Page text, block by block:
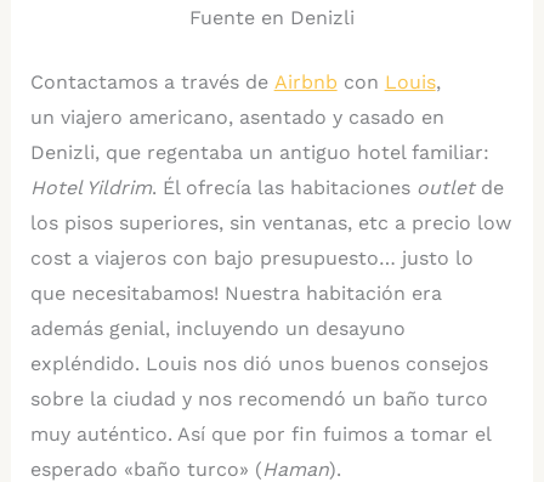
Fuente en Denizli
Contactamos a través de Airbnb con Louis,
un viajero americano, asentado y casado en
Denizli, que regentaba un antiguo hotel familiar:
Hotel Yildrim. Él ofrecía las habitaciones outletde
los pisos superiores, sin ventanas, etc a precio low
cost a viajeros con bajo presupuesto… justo lo
que necesitabamos! Nuestra habitación era
además genial, incluyendo un desayuno
expléndido. Louis nos dió unos buenos consejos
sobre la ciudad y nos recomendó un baño turco
muy auténtico. Así que por fin fuimos a tomar el
esperado «baño turco» (Haman).